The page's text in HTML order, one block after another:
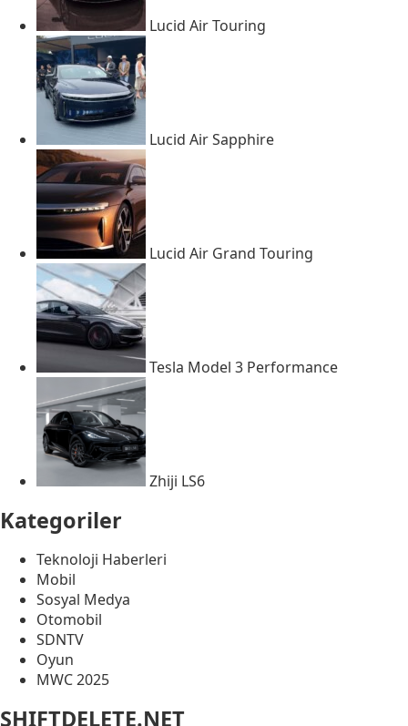
Lucid Air Touring
Lucid Air Sapphire
Lucid Air Grand Touring
Tesla Model 3 Performance
Zhiji LS6
Kategoriler
Teknoloji Haberleri
Mobil
Sosyal Medya
Otomobil
SDNTV
Oyun
MWC 2025
SHIFTDELETE.NET